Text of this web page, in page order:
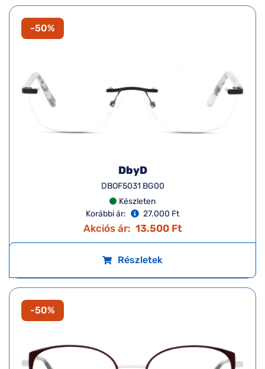
-50%
DbyD
DBOF5031 BG00
Készleten
Korábbi ár:
27.000 Ft
Akciós ár: 13.500 Ft
Részletek
-50%